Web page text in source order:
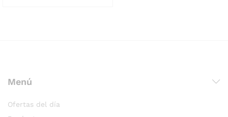
Menú
Ofertas del día